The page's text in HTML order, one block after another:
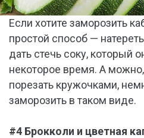
Если хотите заморозить
простой способ —
дать стечь соку, который
некоторое время. А
порезать кружочками,
заморозить в таком виде.
#4 Брокколи и цветная